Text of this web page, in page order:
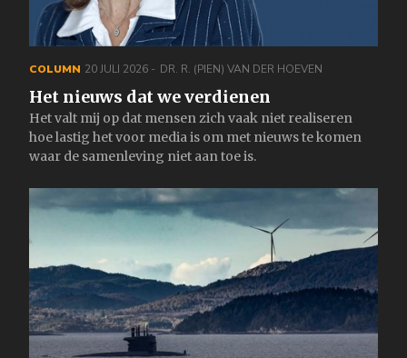
COLUMN 20 JULI 2026 DR. R. (PIEN) VAN DER HOEVEN
Het nieuws dat we verdienen
Het valt mij op dat mensen zich vaak niet realiseren
hoe lastig het voor media is om met nieuws te komen
waar de samenleving niet aan toe is.